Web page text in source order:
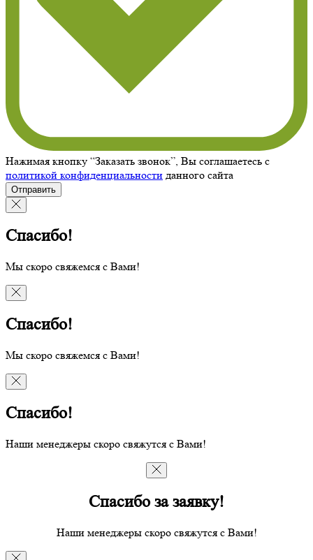
Нажимая кнопку “Заказать звонок”, Вы соглашаетесь с
политикой конфиденциальности данного сайта
Отправить
Спасибо!
Мы скоро свяжемся с Вами!
Спасибо!
Мы скоро свяжемся с Вами!
Спасибо!
Наши менеджеры скоро свяжутся с Вами!
Спасибо за заявку!
Наши менеджеры скоро свяжутся с Вами!